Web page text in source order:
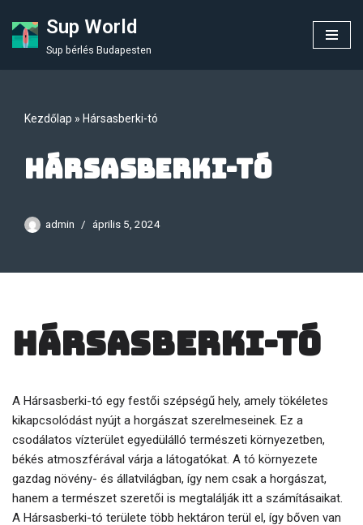
Skip
Sup World
Sup bérlés Budapesten
Kezdőlap » Hársasberki-tó
Hársasberki-tó
admin április 5, 2024
Hársasberki-tó
A Hársasberki-tó egy festői szépségű hely, amely tökéletes
kikapcsolódást nyújt a horgászat szerelmeseinek. Ez a
csodálatos vízterület egyedülálló természeti környezetben,
békés atmoszférával várja a látogatókat. A tó környezete
gazdag növény- és állatvilágban, így nem csak a horgászat,
hanem a természet szeretői is megtalálják itt a számításaikat.
A Hársasberki-tó területe több hektáron terül el, így bőven van